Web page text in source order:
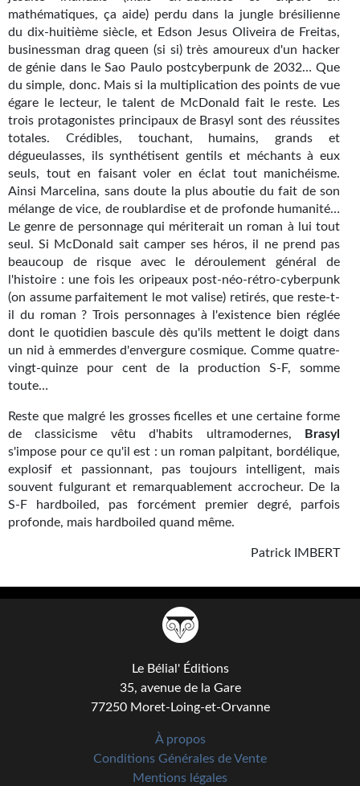
Tous les articles
La Bibliothèque orbitale
Journal d'un homme des bois
FORUMS
CONTACT
Nous contacter
F.A.Q.
Soumettre un manuscrit
Support technique
mathématiques, ça aide) perdu dans la jungle brésilienne
du dix-huitième siècle, et Edson Jesus Oliveira de Freitas,
businessman drag queen (si si) très amoureux d'un hacker
de génie dans le Sao Paulo postcyberpunk de 2032… Que
du simple, donc. Mais si la multiplication des points de vue
égare le lecteur, le talent de McDonald fait le reste. Les
trois protagonistes principaux de Brasyl sont des réussites
totales. Crédibles, touchant, humains, grands et
dégueulasses, ils synthétisent gentils et méchants à eux
seuls, tout en faisant voler en éclat tout manichéisme.
Ainsi Marcelina, sans doute la plus aboutie du fait de son
mélange de vice, de roublardise et de profonde humanité…
Le genre de personnage qui mériterait un roman à lui tout
seul. Si McDonald sait camper ses héros, il ne prend pas
beaucoup de risque avec le déroulement général de
l'histoire : une fois les oripeaux post-néo-rétro-cyberpunk
(on assume parfaitement le mot valise) retirés, que reste-t-
il du roman ? Trois personnages à l'existence bien réglée
dont le quotidien bascule dès qu'ils mettent le doigt dans
un nid à emmerdes d'envergure cosmique. Comme quatre-
vingt-quinze pour cent de la production S-F, somme
toute…
Reste que malgré les grosses ficelles et une certaine forme
de classicisme vêtu d'habits ultramodernes,
Brasyl
s'impose pour ce qu'il est : un roman palpitant, bordélique,
explosif et passionnant, pas toujours intelligent, mais
souvent fulgurant et remarquablement accrocheur. De la
S-F hardboiled, pas forcément premier degré, parfois
profonde, mais hardboiled quand même.
Patrick IMBERT
Le Bélial' Éditions
35, avenue de la Gare
77250 Moret-Loing-et-Orvanne
À propos
Conditions Générales de Vente
Mentions légales